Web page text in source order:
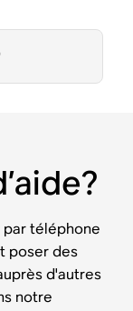
par téléphone
poser des
d'autres
notre